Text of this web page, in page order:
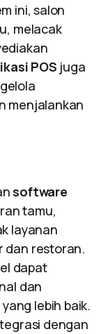
ini, salon
melacak
POS juga
menjalankan
software
tamu,
layanan
dan restoran.
dapat
dan
lebih baik.
dengan